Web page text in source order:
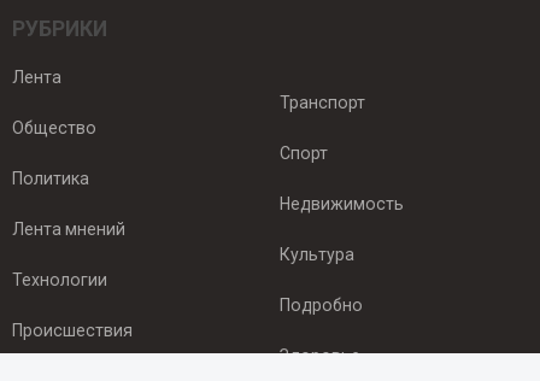
РУБРИКИ
Лента
Общество
Политика
Лента мнений
Технологии
Происшествия
Транспорт
Спорт
Недвижимость
Культура
Подробно
Здоровье